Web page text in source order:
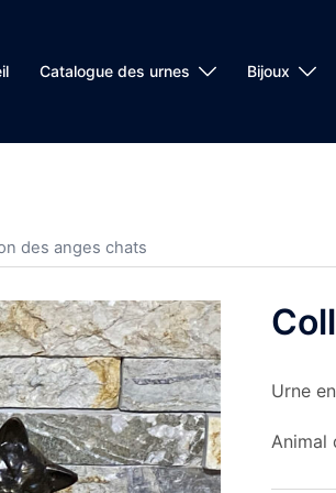
Catalogue des urnes Bijoux
des anges chats
Urne
Animal